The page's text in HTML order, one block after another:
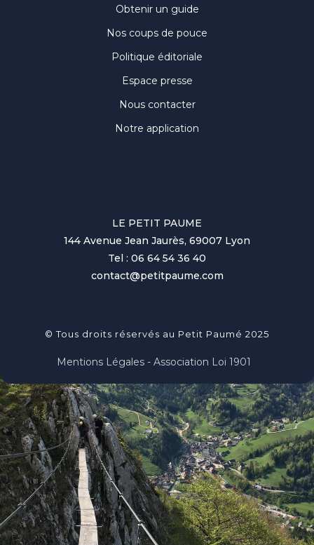
Obtenir un guide
Nos coups de pouce
Politique éditoriale
Espace presse
Nous contacter
Notre application
LE PETIT PAUME
144 Avenue Jean Jaurès, 69007 Lyon
Tel : 06 64 54 36 40
contact@petitpaume.com
© Tous droits réservés au Petit Paumé 2025
Mentions Légales - Association Loi 1901